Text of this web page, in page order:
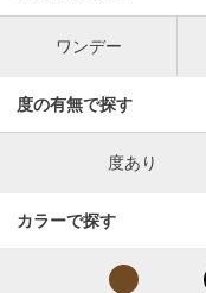
ワンデー
度の有無で探す
度あり
カラーで探す